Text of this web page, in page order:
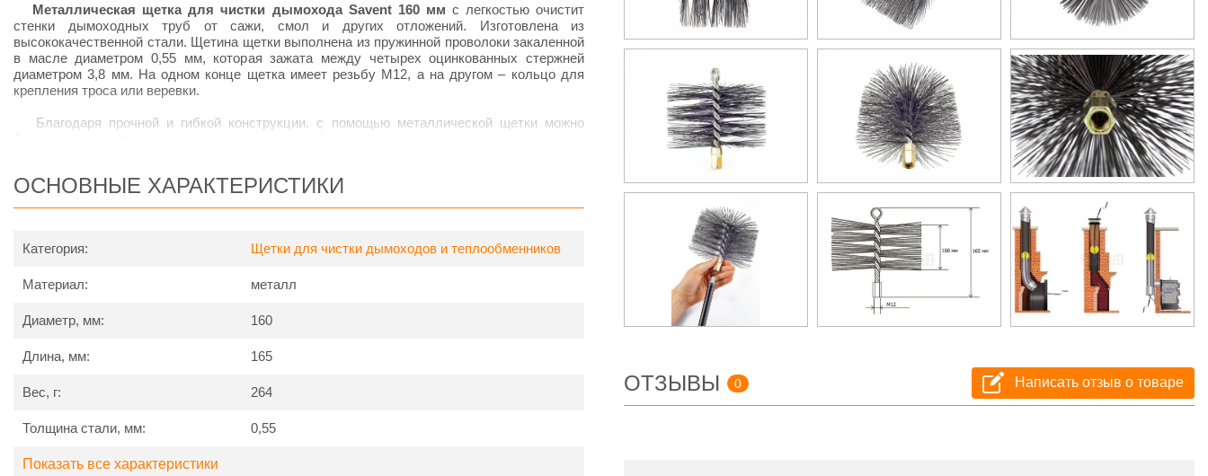
Металлическая щетка для чистки дымохода Savent 160 мм с легкостью очистит
стенки дымоходных труб от сажи, смол и других отложений. Изготовлена из
высококачественной стали. Щетина щетки выполнена из пружинной проволоки закаленной
в масле диаметром 0,55 мм, которая зажата между четырех оцинкованных стержней
диаметром 3,8 мм. На одном конце щетка имеет резьбу М12, а на другом – кольцо для
крепления троса или веревки.
Благодаря прочной и гибкой конструкции, с помощью металлической щетки можно
ОСНОВНЫЕ ХАРАКТЕРИСТИКИ
Категория: Щетки для чистки дымоходов и теплообменников
Материал: металл
Диаметр, мм: 160
Длина, мм: 165
Вес, г: 264
Толщина стали, мм: 0,55
Показать все характеристики
ОТЗЫВЫ 0 Написать отзыв о товаре